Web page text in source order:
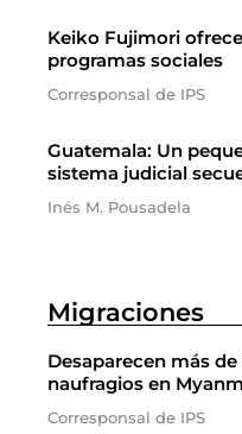
Keiko Fujimori
programas sociales
Corresponsal de IPS
Guatemala: Un
sistema judicial
Inés M. Pousadela
Migraciones
Desaparecen más
naufragios en
Corresponsal de IPS